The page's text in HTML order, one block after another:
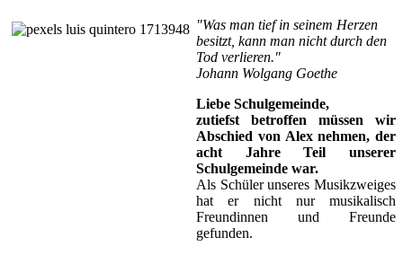
"Was man tief in seinem Herzen
besitzt, kann man nicht durch den
Tod verlieren."
Johann Wolgang Goethe
Liebe Schulgemeinde,
zutiefst betroffen müssen wir
Abschied von Alex nehmen, der
acht Jahre Teil unserer
Schulgemeinde war.
Als Schüler unseres Musikzweiges
hat er nicht nur musikalisch
Freundinnen und Freunde
gefunden.